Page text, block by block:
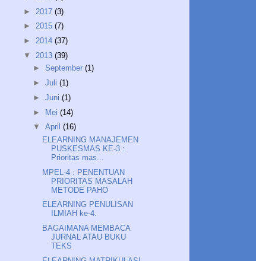
► 2017 (3)
► 2015 (7)
► 2014 (37)
▼ 2013 (39)
► September (1)
► Juli (1)
► Juni (1)
► Mei (14)
▼ April (16)
ELEARNING MANAJEMEN
PUSKESMAS KE-3 :
Prioritas mas...
MPEL-4 : PENENTUAN
PRIORITAS MASALAH
METODE PAHO
ELEARNING PENULISAN
ILMIAH ke-4.
BAGAIMANA MEMBACA
JURNAL ATAU BUKU
TEKS